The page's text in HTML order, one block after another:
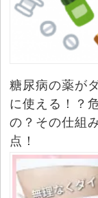
糖尿病の薬が
に使える！？
の？その仕組
点！